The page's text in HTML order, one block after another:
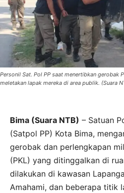
Personil Sat. Pol PP saat menertibkan gerobak
meletakan lapak mereka di area publik. (Suara
Bima (Suara NTB) – Satuan
(Satpol PP) Kota Bima,
gerobak dan perlengkapan
(PKL) yang ditinggalkan di
dilakukan di kawasan
Amahami, dan beberapa titik